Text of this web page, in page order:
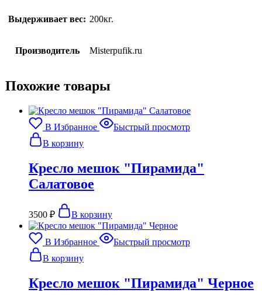
Выдерживает вес: 200кг.
Производитель Misterpufik.ru
Похожие товары
В Избранное
Быстрый просмотр
В корзину
Кресло мешок "Пирамида"
Салатовое
3500 ₽ В корзину
В Избранное
Быстрый просмотр
В корзину
Кресло мешок "Пирамида" Черное